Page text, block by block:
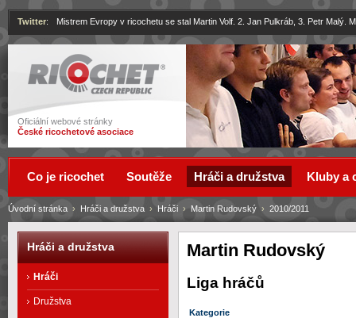
Ricochet
Oficiální webové stránky
České ricochetové asociace
Twitter: Mistrem Evropy v ricochetu se stal Martin Volf. 2. Jan Pulkráb, 3. Petr Malý.
Martin Rudovský
Liga hráčů
Kategorie
Úvodní stránka › Hráči a družstva › Hráči › Martin Rudovský › 2010/2011
Co je ricochet Soutěže Hráči a družstva Kluby a
Hráči a družstva
Hráči
Družstva